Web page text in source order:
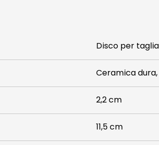
Disco per
Ceramica
2,2 cm
11,5 cm